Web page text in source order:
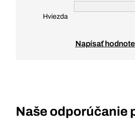
Hviezda
Napísať
Naše odporúčanie